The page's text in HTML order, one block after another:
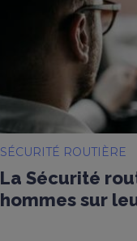
SÉCURITÉ ROUTIÈRE
La Sécurité
hommes sur